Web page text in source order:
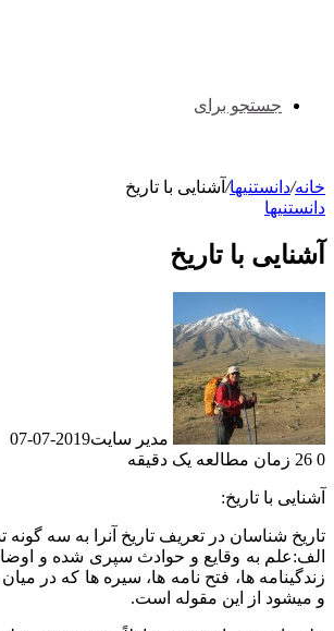
جستجو برای
خانه/دانستنیها/ آشنایی با تاریخ
دانستنیها
آشنایی با تاریخ
مدیر سایت2019-07-07
0
زمان مطالعه یک دقیقه
آشنایی با تاریخ:
تاريخ شناسان در تعريف تاريخ آنرا به سه گونه
الف:علم به وقایع و حوادث سپری شده و
زندگینامه ها، فتح نامه ها، سیره ها که در
و میشود از این مقوله است.